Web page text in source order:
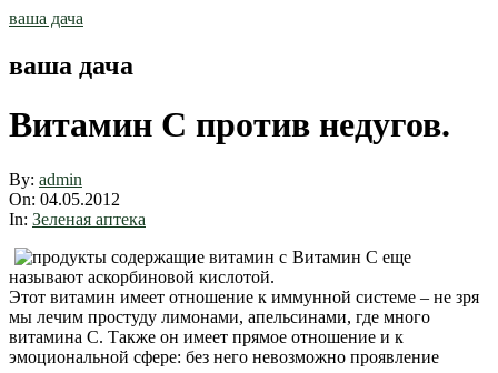
Skip
ваша дача
ваша дача
Витамин С против недугов.
By: admin
On: 04.05.2012
In: Зеленая аптека
Витамин С еще
называют аскорбиновой кислотой.
Этот витамин имеет отношение к иммунной системе – не зря
мы лечим простуду лимонами, апельсинами, где много
витамина С. Также он имеет прямое отношение и к
эмоциональной сфере: без него невозможно проявление